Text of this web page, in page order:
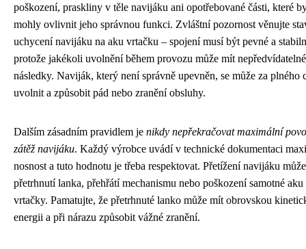
poškození, praskliny v těle navijáku ani opotřebované části, které
mohly ovlivnit jeho správnou funkci. Zvláštní pozornost věnujte
uchycení navijáku na aku vrtačku – spojení musí být pevné a
protože jakékoli uvolnění během provozu může mít nepředvídatelné
následky. Naviják, který není správně upevněn, se může za plného
uvolnit a způsobit pád nebo zranění obsluhy.
Dalším zásadním pravidlem je nikdy nepřekračovat maximální
zátěž navijáku. Každý výrobce uvádí v technické dokumentaci
nosnost a tuto hodnotu je třeba respektovat. Přetížení navijáku
přetrhnutí lanka, přehřátí mechanismu nebo poškození samotné aku
vrtačky. Pamatujte, že přetrhnuté lanko může mít obrovskou
energii a při nárazu způsobit vážné zranění.